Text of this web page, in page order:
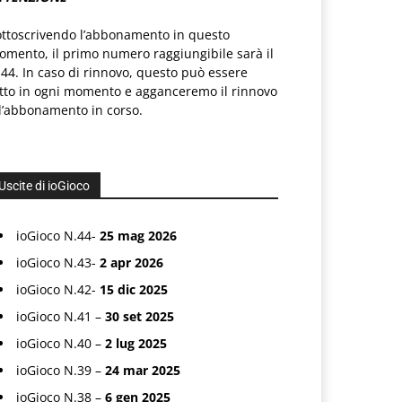
l’abbonamento in questo
il primo numero raggiungibile sarà il
In caso di rinnovo, questo può essere
in ogni momento e agganceremo il rinnovo
in corso.
Uscite di ioGioco
ioGioco N.44- 25 mag 2026
ioGioco N.43- 2 apr 2026
ioGioco N.42- 15 dic 2025
ioGioco N.41 – 30 set 2025
ioGioco N.40 – 2 lug 2025
ioGioco N.39 – 24 mar 2025
ioGioco N.38 – 6 gen 2025